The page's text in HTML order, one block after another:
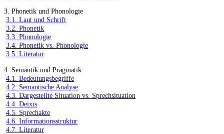
3. Phonetik und Phonologie
3.1. Laut und Schrift
3.2. Phonetik
3.3. Phonologie
3.4. Phonetik vs. Phonologie
3.5. Literatur
4. Semantik und Pragmatik
4.1. Bedeutungsbegriffe
4.2. Semantische Analyse
4.3. Dargestellte Situation vs. Sprechsituation
4.4. Deixis
4.5. Sprechakte
4.6. Informationsstruktur
4.7. Literatur